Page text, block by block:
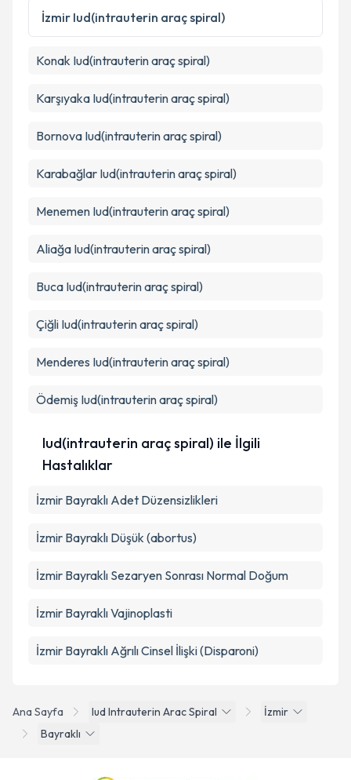
Ana Sayfa Iud Intrauterin Arac Spiral
İzmir
Bayraklı
İzmir Iud(intrauterin araç spiral)
Konak Iud(intrauterin araç spiral)
Karşıyaka Iud(intrauterin araç spiral)
Bornova Iud(intrauterin araç spiral)
Karabağlar Iud(intrauterin araç spiral)
Menemen Iud(intrauterin araç spiral)
Aliağa Iud(intrauterin araç spiral)
Buca Iud(intrauterin araç spiral)
Çiğli Iud(intrauterin araç spiral)
Menderes Iud(intrauterin araç spiral)
Ödemiş Iud(intrauterin araç spiral)
Iud(intrauterin araç spiral) ile İlgili
Hastalıklar
İzmir Bayraklı Adet Düzensizlikleri
İzmir Bayraklı Düşük (abortus)
İzmir Bayraklı Sezaryen Sonrası Normal Doğum
İzmir Bayraklı Vajinoplasti
İzmir Bayraklı Ağrılı Cinsel İlişki (Disparoni)